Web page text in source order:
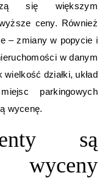
się większym
ceny. Również
– zmiany w popycie i
w danym
działki, układ
parkingowych
wycenę.
są
wyceny